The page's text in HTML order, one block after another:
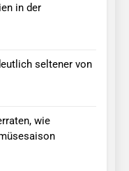
in der
seltener von
wie